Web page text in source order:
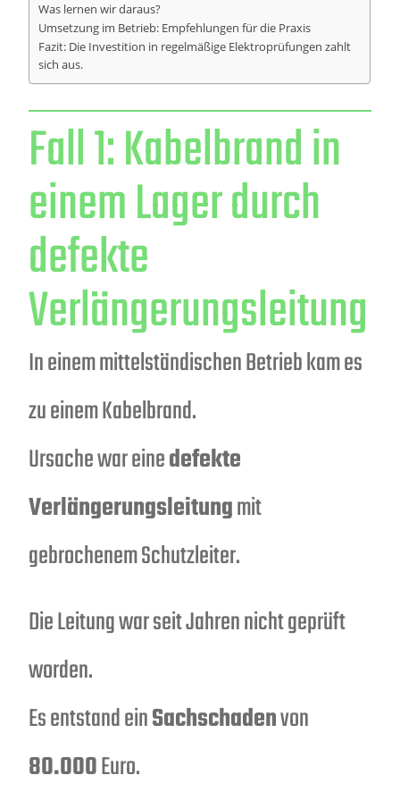
Was lernen wir daraus?
Umsetzung im Betrieb: Empfehlungen für die Praxis
Fazit: Die Investition in regelmäßige Elektroprüfungen zahlt
sich aus.
Fall 1: Kabelbrand in
einem Lager durch
defekte
Verlängerungsleitung
In einem mittelständischen Betrieb kam es
zu einem Kabelbrand.
Ursache war einedefekte
Verlängerungsleitungmit
gebrochenem Schutzleiter.
Die Leitung war seit Jahren nicht geprüft
worden.
Es entstand einSachschadenvon
80.000Euro.